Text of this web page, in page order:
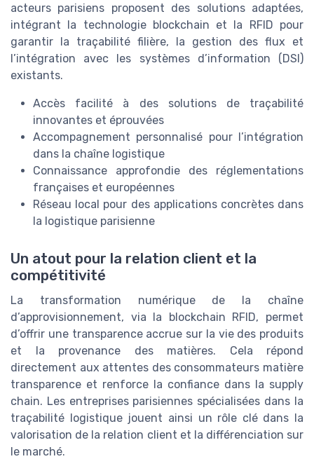
acteurs parisiens proposent des solutions adaptées,
intégrant la technologie blockchain et la RFID pour
garantir la traçabilité filière, la gestion des flux et
l’intégration avec les systèmes d’information (DSI)
existants.
Accès facilité à des solutions de traçabilité
innovantes et éprouvées
Accompagnement personnalisé pour l’intégration
dans la chaîne logistique
Connaissance approfondie des réglementations
françaises et européennes
Réseau local pour des applications concrètes dans
la logistique parisienne
Un atout pour la relation client et la
compétitivité
La transformation numérique de la chaîne
d’approvisionnement, via la blockchain RFID, permet
d’offrir une transparence accrue sur la vie des produits
et la provenance des matières. Cela répond
directement aux attentes des consommateurs matière
transparence et renforce la confiance dans la supply
chain. Les entreprises parisiennes spécialisées dans la
traçabilité logistique jouent ainsi un rôle clé dans la
valorisation de la relation client et la différenciation sur
le marché.